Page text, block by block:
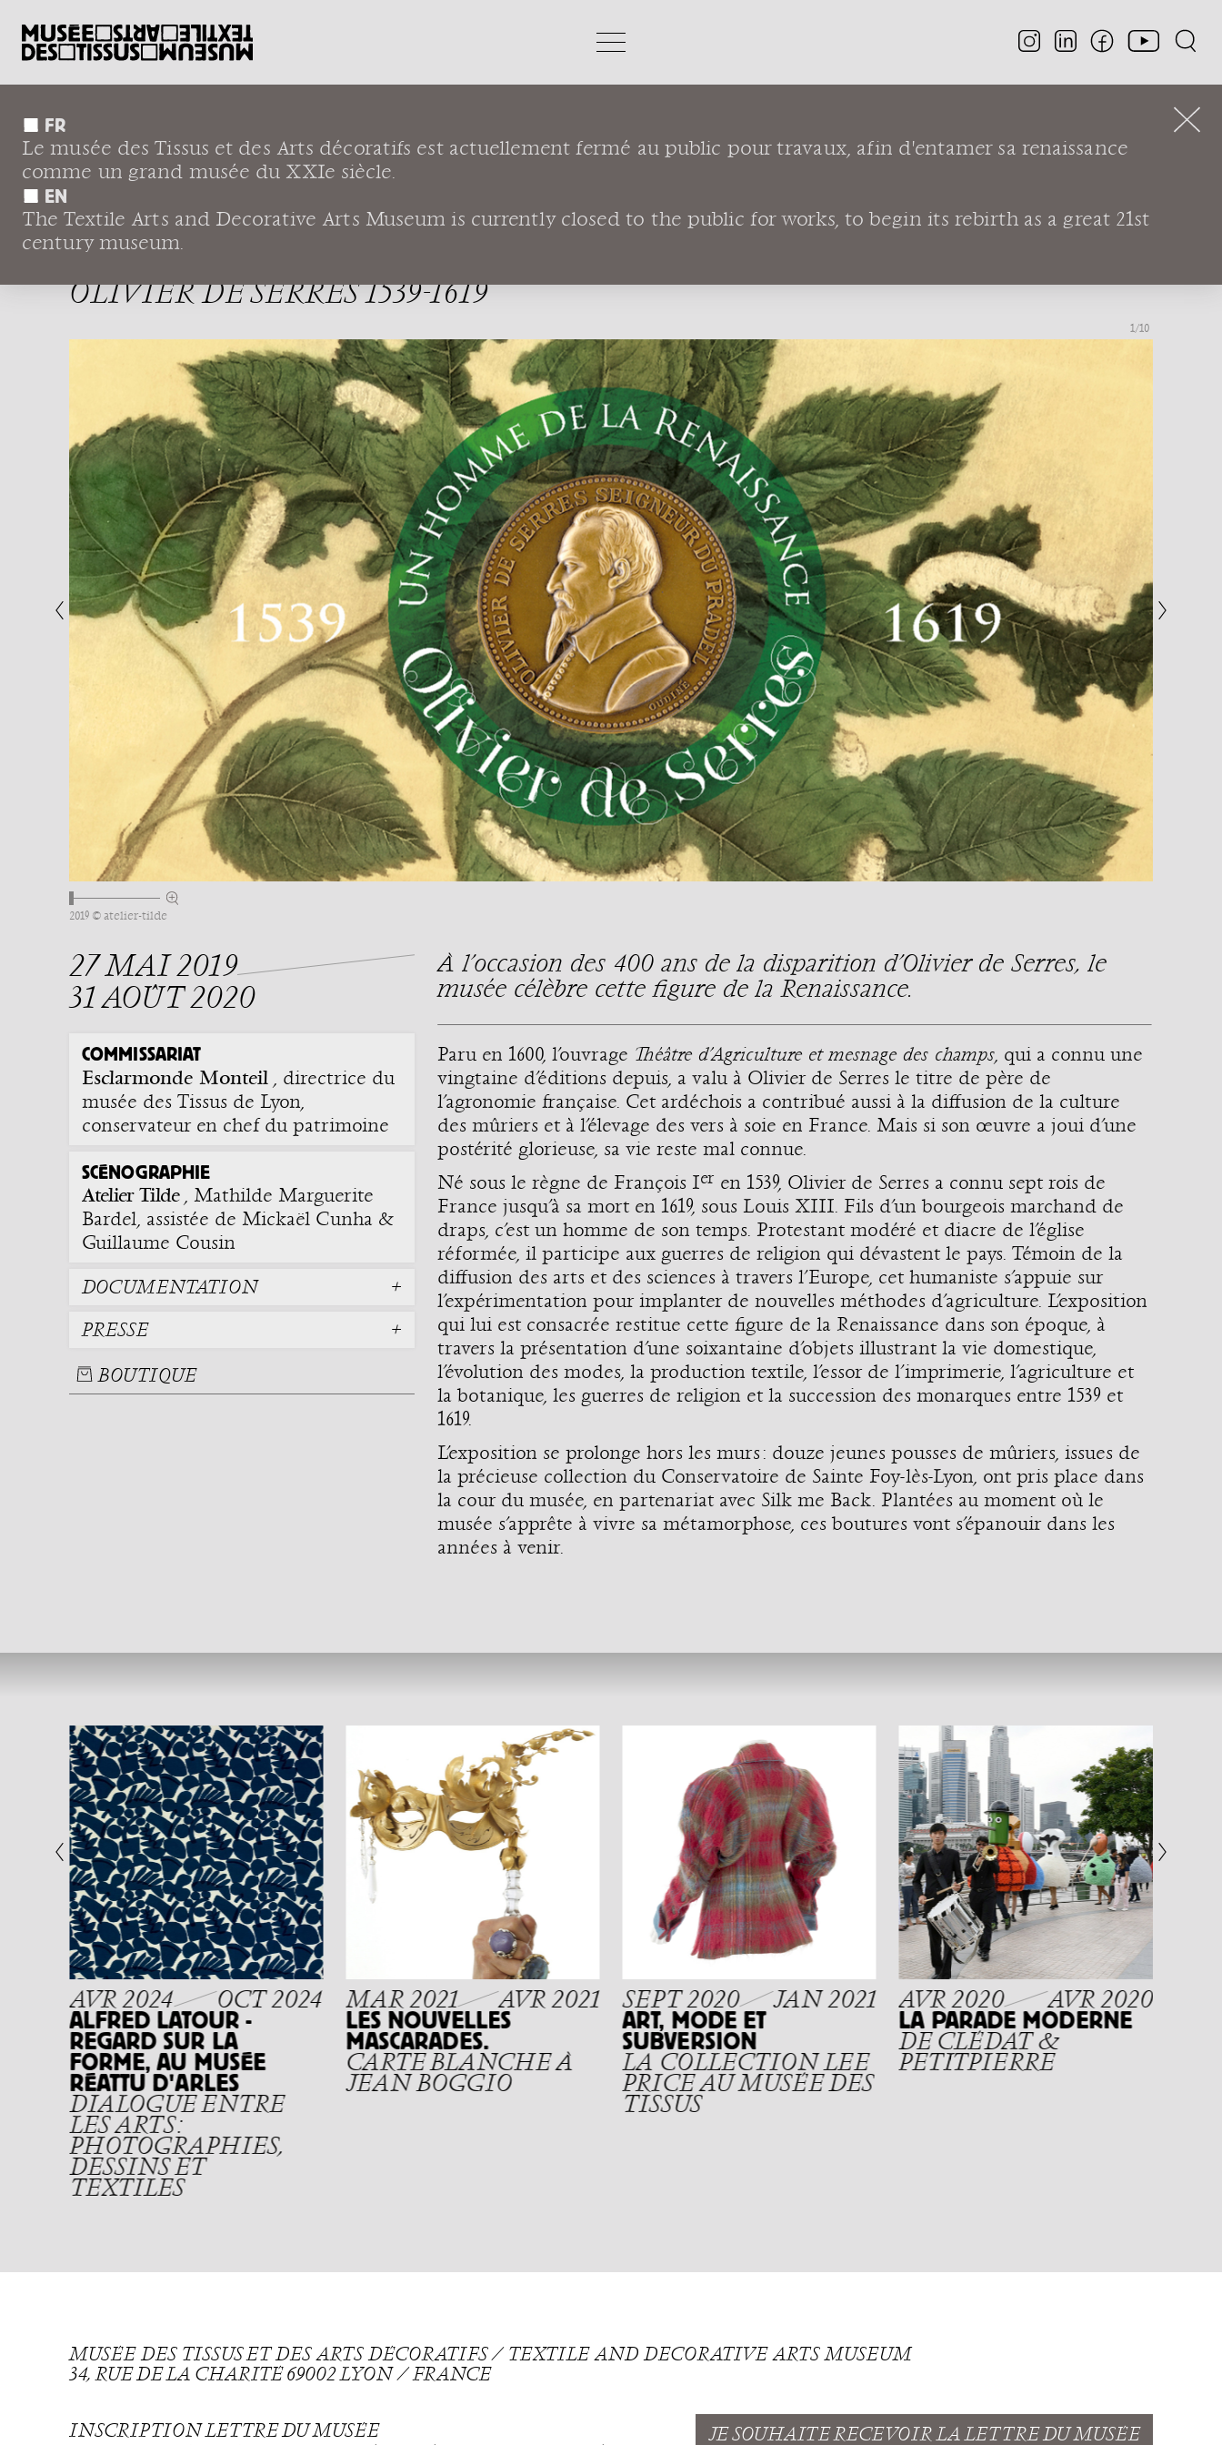
FR
Le musée des Tissus et des Arts décoratifs est actuellement fermé au public pour travaux, afin d'entamer sa renaissance
comme un grand musée du XXIe siècle.
EN
The Textile Arts and Decorative Arts Museum is currently closed to the public for works, to begin its rebirth as a great 21st
century museum.
←Comprendre Expositions Un homme de la Renaissance : Olivier de Serres 1539-1619
UN HOMME DE LA RENAISSANCE :
OLIVIER DE SERRES 1539-1619
1/10
2019 © atelier-tilde
27 MAI 2019
31 AOÛT 2020
COMMISSARIAT
Esclarmonde Monteil , directrice du
musée des Tissus de Lyon,
conservateur en chef du patrimoine
SCÉNOGRAPHIE
Atelier Tilde , Mathilde Marguerite
Bardel, assistée de Mickaël Cunha &
Guillaume Cousin
DOCUMENTATION
PRESSE
BOUTIQUE
À l’occasion des 400 ans de la disparition d’Olivier de Serres, le
musée célèbre cette figure de la Renaissance.
Paru en 1600, l’ouvrage Théâtre d’Agriculture et mesnage des champs, qui a connu une
vingtaine d’éditions depuis, a valu à Olivier de Serres le titre de père de
l’agronomie française. Cet ardéchois a contribué aussi à la diffusion de la culture
des mûriers et à l’élevage des vers à soie en France. Mais si son œuvre a joui d’une
postérité glorieuse, sa vie reste mal connue.
Né sous le règne de François Ier en 1539, Olivier de Serres a connu sept rois de
France jusqu’à sa mort en 1619, sous Louis XIII. Fils d’un bourgeois marchand de
draps, c’est un homme de son temps. Protestant modéré et diacre de l’église
réformée, il participe aux guerres de religion qui dévastent le pays. Témoin de la
diffusion des arts et des sciences à travers l’Europe, cet humaniste s’appuie sur
l’expérimentation pour implanter de nouvelles méthodes d’agriculture. L’exposition
qui lui est consacrée restitue cette figure de la Renaissance dans son époque, à
travers la présentation d’une soixantaine d’objets illustrant la vie domestique,
l’évolution des modes, la production textile, l’essor de l’imprimerie, l’agriculture et
la botanique, les guerres de religion et la succession des monarques entre 1539 et
1619.
L’exposition se prolonge hors les murs : douze jeunes pousses de mûriers, issues de
la précieuse collection du Conservatoire de Sainte Foy-lès-Lyon, ont pris place dans
la cour du musée, en partenariat avec Silk me Back. Plantées au moment où le
musée s’apprête à vivre sa métamorphose, ces boutures vont s’épanouir dans les
années à venir.
AVR 2024 OCT 2024
ALFRED LATOUR -
REGARD SUR LA
FORME, AU MUSÉE
RÉATTU D'ARLES
DIALOGUE ENTRE
LES ARTS :
PHOTOGRAPHIES,
DESSINS ET
TEXTILES
MAR 2021 AVR 2021
LES NOUVELLES
MASCARADES.
CARTE BLANCHE À
JEAN BOGGIO
SEPT 2020 JAN 2021
ART, MODE ET
SUBVERSION
LA COLLECTION LEE
PRICE AU MUSÉE DES
TISSUS
AVR 2020 AVR 2020
LA PARADE MODERNE
DE CLÉDAT &
PETITPIERRE
MUSÉE DES TISSUS ET DES ARTS DÉCORATIFS ⁄ TEXTILE AND DECORATIVE ARTS MUSEUM
34, RUE DE LA CHARITÉ 69002 LYON ⁄ FRANCE
INSCRIPTION LETTRE DU MUSÉE JE SOUHAITE RECEVOIR LA LETTRE DU MUSÉE